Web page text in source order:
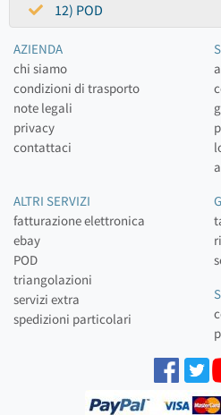
12) POD
AZIENDA
chi siamo
condizioni di trasporto
note legali
privacy
contattaci
ALTRI SERVIZI
fatturazione elettronica
ebay
POD
triangolazioni
servizi extra
spedizioni particolari